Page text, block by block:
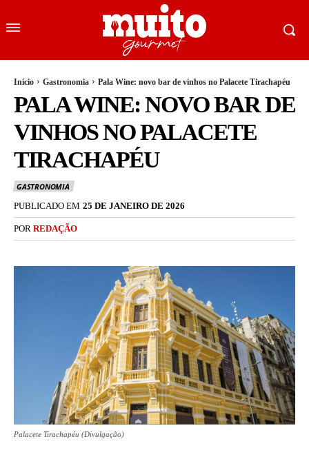
Início Gastronomia Pala Wine: novo bar de vinhos no Palacete Tirachapéu
PALA WINE: NOVO BAR DE
VINHOS NO PALACETE
TIRACHAPÉU
GASTRONOMIA
PUBLICADO EM 25 DE JANEIRO DE 2026
POR REDAÇÃO
Palacete Tirachapéu (Divulgação)